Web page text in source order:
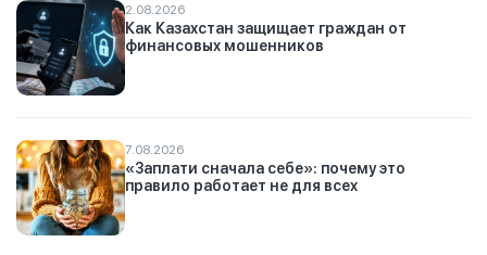
2.08.2026
Как Казахстан защищает граждан от
финансовых мошенников
7.08.2026
«Заплати сначала себе»: почему это
правило работает не для всех